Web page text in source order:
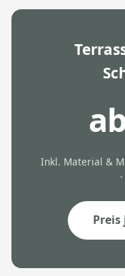
Inkl. Material &